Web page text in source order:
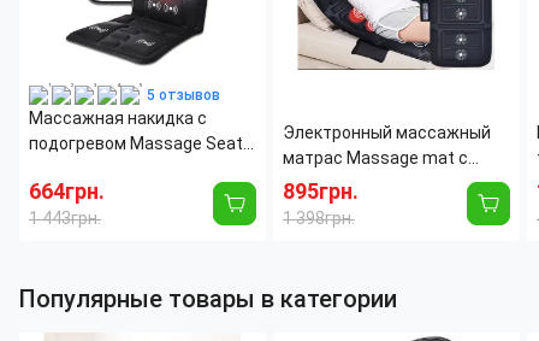
5 отзывов
Массажная накидка с
подогревом Massage Seat
автомобиля
664грн.
1 443грн.
Электронный массажный
матрас Massage mat с
подогревом, 9 массажных
моторов, с пультом ДУ
895грн.
1 398грн.
Популярные товары в категории